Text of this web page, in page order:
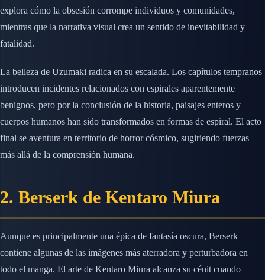
explora cómo la obsesión corrompe individuos y comunidades,
mientras que la narrativa visual crea un sentido de inevitabilidad y
fatalidad.
La belleza de Uzumaki radica en su escalada. Los capítulos tempranos
introducen incidentes relacionados con espirales aparentemente
benignos, pero por la conclusión de la historia, paisajes enteros y
cuerpos humanos han sido transformados en formas de espiral. El acto
final se aventura en territorio de horror cósmico, sugiriendo fuerzas
más allá de la comprensión humana.
2. Berserk de Kentaro Miura
Aunque es principalmente una épica de fantasía oscura, Berserk
contiene algunas de las imágenes más aterradora y perturbadora en
todo el manga. El arte de Kentaro Miura alcanza su cénit cuando